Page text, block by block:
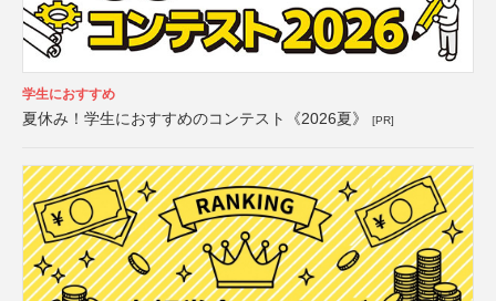
学生におすすめ
夏休み！学生におすすめのコンテスト《2026夏》 [PR]